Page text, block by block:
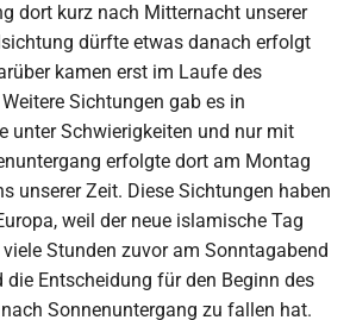
dort kurz nach Mitternacht unserer
dürfte etwas danach erfolgt
kamen erst im Laufe des
Sichtungen gab es in
unter Schwierigkeiten und nur mit
erfolgte dort am Montag
unserer Zeit. Diese Sichtungen haben
weil der neue islamische Tag
Stunden zuvor am Sonntagabend
die Entscheidung für den Beginn des
Sonnenuntergang zu fallen hat.